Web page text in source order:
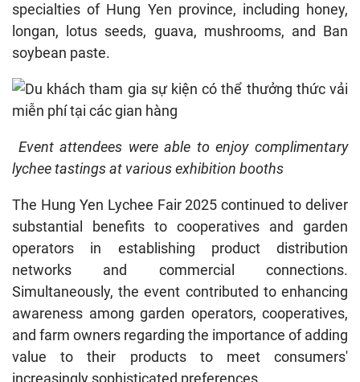
specialties of Hung Yen province, including honey,
longan, lotus seeds, guava, mushrooms, and Ban
soybean paste.
Event attendees were able to enjoy complimentary
lychee tastings at various exhibition booths
The Hung Yen Lychee Fair 2025 continued to deliver
substantial benefits to cooperatives and garden
operators in establishing product distribution
networks and commercial connections.
Simultaneously, the event contributed to enhancing
awareness among garden operators, cooperatives,
and farm owners regarding the importance of adding
value to their products to meet consumers'
increasingly sophisticated preferences.